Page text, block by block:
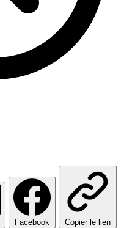
Facebook Copier le lien